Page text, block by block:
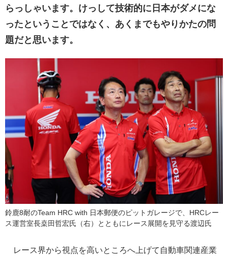
らっしゃいます。けっして技術的に日本がダメにな
ったということではなく、あくまでもやりかたの問
題だと思います。
鈴鹿8耐のTeam HRC with 日本郵便のピットガレージで、HRCレー
ス運営室長桒田哲宏氏（右）とともにレース展開を見守る渡辺氏
レース界から視点を高いところへ上げて自動車関連産業